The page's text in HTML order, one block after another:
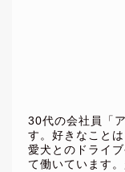
30代の会社員「
す。好きなこと
愛犬とのドライ
て働いています